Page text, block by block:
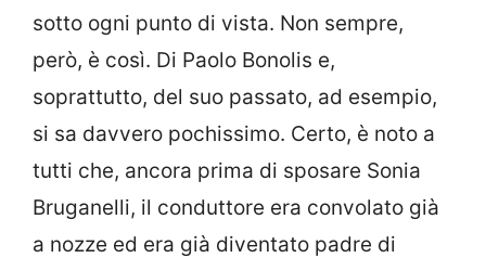
sotto ogni punto di vista. Non sempre,
però, è così. Di Paolo Bonolis e,
soprattutto, del suo passato, ad esempio,
si sa davvero pochissimo. Certo, è noto a
tutti che, ancora prima di sposare Sonia
Bruganelli, il conduttore era convolato già
a nozze ed era già diventato padre di